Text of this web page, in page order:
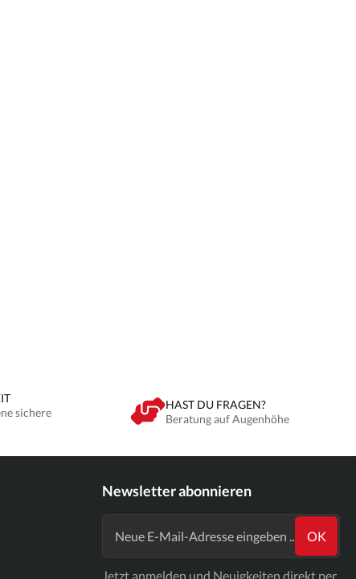
sichere
HAST DU FRAGEN?
Beratung auf Augenhöhe
Newsletter abonnieren
OK
Jetzt anmelden und Neuigkeiten direkt per